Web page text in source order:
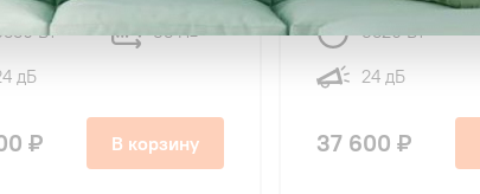
Вт 35 м2
дБ
₽ В корзину
3520 Вт
24 дБ
37 600 ₽